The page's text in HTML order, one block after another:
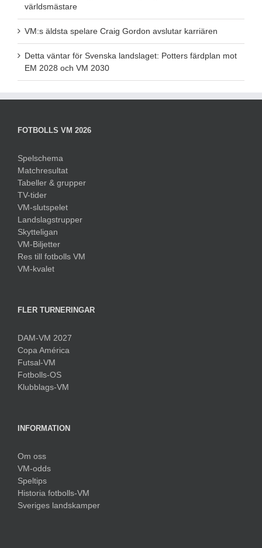
världsmästare
VM:s äldsta spelare Craig Gordon avslutar karriären
Detta väntar för Svenska landslaget: Potters färdplan mot
EM 2028 och VM 2030
FOTBOLLS VM 2026
Spelschema
Matchresultat
Tabeller & grupper
TV-tider
VM-slutspelet
Landslagstrupper
Skytteligan
VM-Biljetter
Res till fotbolls VM
VM-kvalet
FLER TURNERINGAR
DAM-VM 2027
Copa América
Futsal-VM
Fotbolls-OS
Klubblags-VM
INFORMATION
Om oss
VM-odds
Speltips
Historia fotbolls-VM
Sveriges landskamper